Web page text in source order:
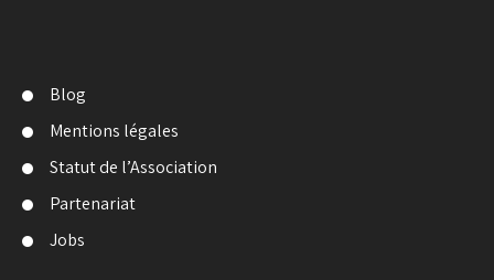
Blog
Mentions légales
Statut de l’Association
Partenariat
Jobs